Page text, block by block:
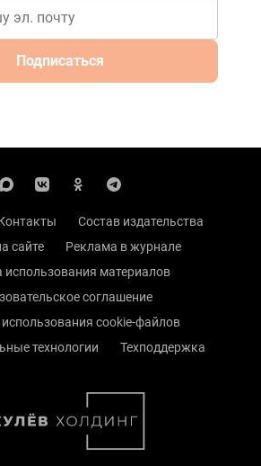
Подписаться
Состав издательства
сайте
Реклама в журнале
использования материалов
соглашение
cookie-файлов
технологии
Техподдержка